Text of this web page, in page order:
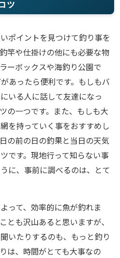
ツ
ポイントを見つけて釣り事を
竿や仕掛けの他にも必要な物
ーボックスや海釣り公園で
あったら便利です。もしもバ
いる人に話して友達になっ
の一つです。また、もしも大
を持っていく事をおすすめし
の前の日の釣果と当日の天気
です。現地行って知らない事
に、事前に調べるのは、とて
って、効率的に魚が釣れま
とも沢山あると思いますが、
いたりするのも、もっと釣り
は、時間がとても大事なの